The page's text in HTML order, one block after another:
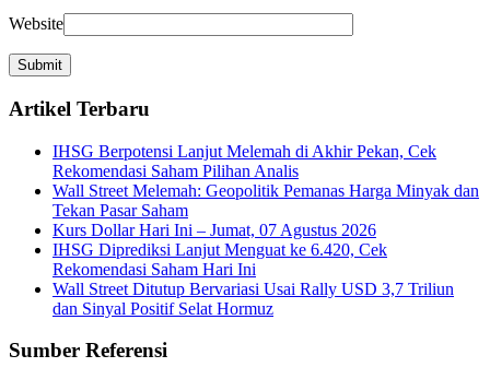
Website
Artikel Terbaru
IHSG Berpotensi Lanjut Melemah di Akhir Pekan, Cek
Rekomendasi Saham Pilihan Analis
Wall Street Melemah: Geopolitik Pemanas Harga Minyak dan
Tekan Pasar Saham
Kurs Dollar Hari Ini – Jumat, 07 Agustus 2026
IHSG Diprediksi Lanjut Menguat ke 6.420, Cek
Rekomendasi Saham Hari Ini
Wall Street Ditutup Bervariasi Usai Rally USD 3,7 Triliun
dan Sinyal Positif Selat Hormuz
Sumber Referensi